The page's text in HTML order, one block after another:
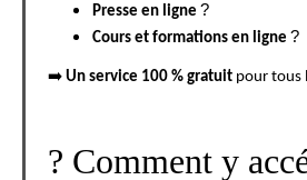
Presse en ligne ?
Cours et formations en ligne ?
➡️ Un service 100 % gratuit pour tous
? Comment y